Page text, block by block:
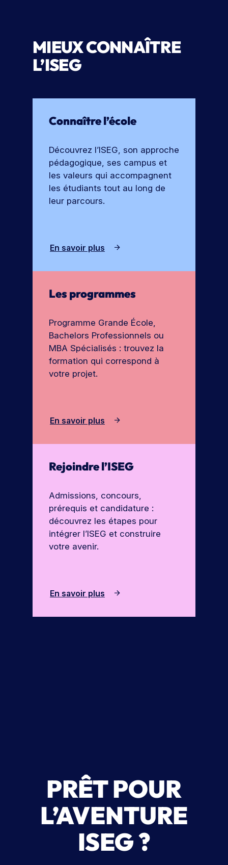
MIEUX CONNAÎTRE
L’ISEG
Connaître l’école
Découvrez l’ISEG, son approche
pédagogique, ses campus et
les valeurs qui accompagnent
les étudiants tout au long de
leur parcours.
En savoir plus
Les programmes
Programme Grande École,
Bachelors Professionnels ou
MBA Spécialisés : trouvez la
formation qui correspond à
votre projet.
En savoir plus
Rejoindre l’ISEG
Admissions, concours,
prérequis et candidature :
découvrez les étapes pour
intégrer l’ISEG et construire
votre avenir.
En savoir plus
PRÊT POUR
L’AVENTURE
ISEG ?